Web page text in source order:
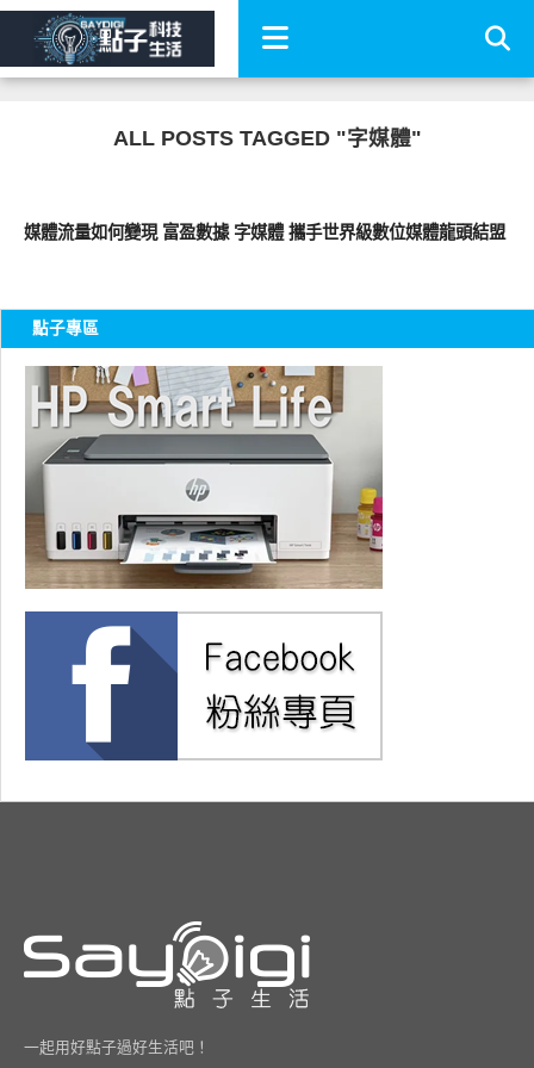
ALL POSTS TAGGED "字媒體"
媒體流量如何變現 富盈數據 字媒體 攜手世界級數位媒體龍頭結盟
點子專區
一起用好點子過好生活吧！